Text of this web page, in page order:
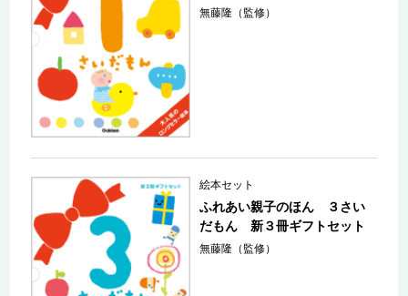
無藤隆（監修）
絵本セット
ふれあい親子のほん ３さい
だもん 新３冊ギフトセット
無藤隆（監修）